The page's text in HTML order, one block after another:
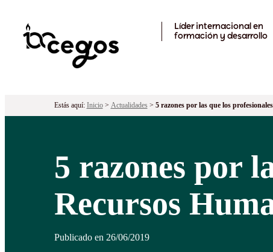
Líder internacional en
formación y desarrollo
Estás aquí: Inicio> Actualidades> 5 razones por las que los
5 razones por
Recursos
Publicado en 26/06/2019